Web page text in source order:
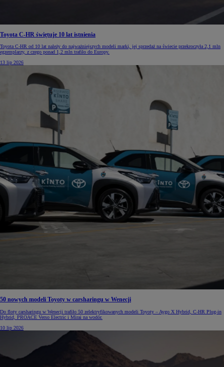
Toyota C-HR świętuje 10 lat istnienia
Toyota C-HR od 10 lat należy do najważniejszych modeli marki, jej sprzedaż na świecie przekroczyła 2,1 mln
egzemplarzy, z czego ponad 1,2 mln trafiło do Europy.
13 lip 2026
50 nowych modeli Toyoty w carsharingu w Wenecji
Do floty carsharingu w Wenecji trafiło 50 zelektryfikowanych modeli Toyoty – Aygo X Hybrid, C-HR Plug-in
Hybrid, PROACE Verso Electric i Mirai na wodór.
10 lip 2026